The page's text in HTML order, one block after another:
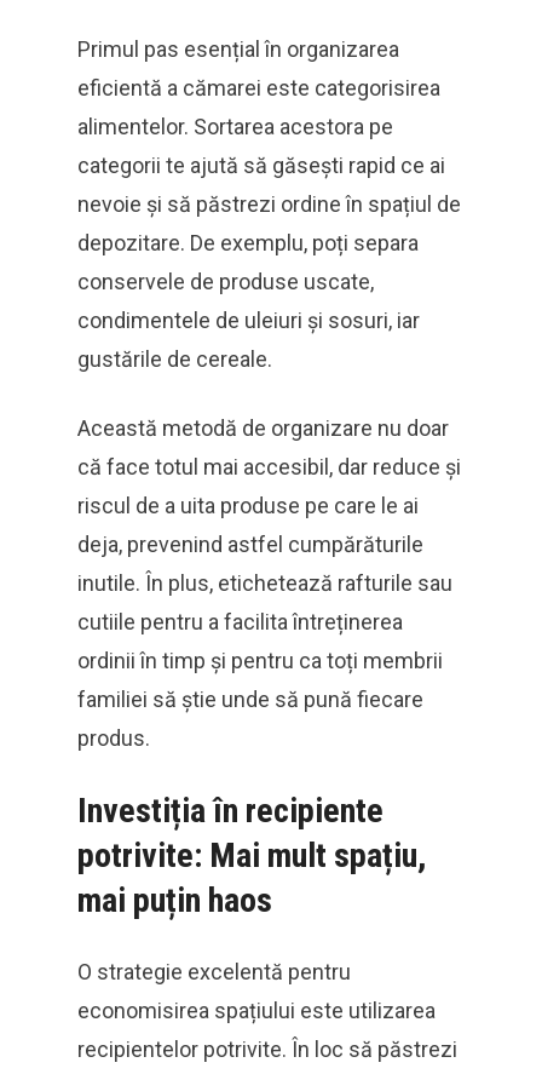
Primul pas esențial în organizarea
eficientă a cămarei este categorisirea
alimentelor. Sortarea acestora pe
categorii te ajută să găsești rapid ce ai
nevoie și să păstrezi ordine în spațiul de
depozitare. De exemplu, poți separa
conservele de produse uscate,
condimentele de uleiuri și sosuri, iar
gustările de cereale.
Această metodă de organizare nu doar
că face totul mai accesibil, dar reduce și
riscul de a uita produse pe care le ai
deja, prevenind astfel cumpărăturile
inutile. În plus, etichetează rafturile sau
cutiile pentru a facilita întreținerea
ordinii în timp și pentru ca toți membrii
familiei să știe unde să pună fiecare
produs.
Investiția în recipiente
potrivite: Mai mult spațiu,
mai puțin haos
O strategie excelentă pentru
economisirea spațiului este utilizarea
recipientelor potrivite. În loc să păstrezi